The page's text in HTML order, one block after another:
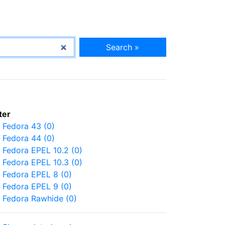
Search »
Fedora 43 (0)
Fedora 44 (0)
Fedora EPEL 10.2 (0)
Fedora EPEL 10.3 (0)
Fedora EPEL 8 (0)
Fedora EPEL 9 (0)
Fedora Rawhide (0)